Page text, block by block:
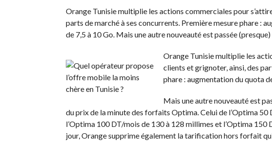
Orange Tunisie multiplie les actions commerciales pour
parts de marché à ses concurrents. Première mesure phare :
de 7,5 à 10 Go. Mais une autre nouveauté est passée
Orange Tunisie multiplie les
clients et grignoter, ainsi, des
phare : augmentation du quota
Mais une autre nouveauté est
du prix de la minute des forfaits Optima. Celui de l’Optima 50
l’Optima 100 DT/mois de 130 à 128 millimes et l’Optima
jour, Orange supprime également la tarification hors forfait